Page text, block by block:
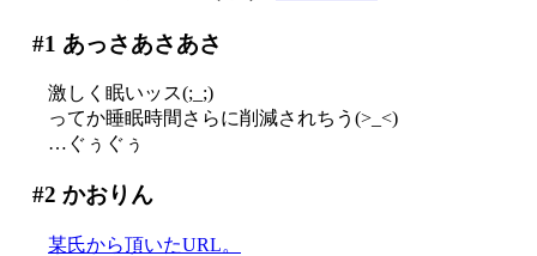
#1 あっさあさあさ
激しく眠いッス(;_;)
ってか睡眠時間さらに削減されちう(>_<)
…ぐぅぐぅ
#2 かおりん
某氏から頂いたURL。